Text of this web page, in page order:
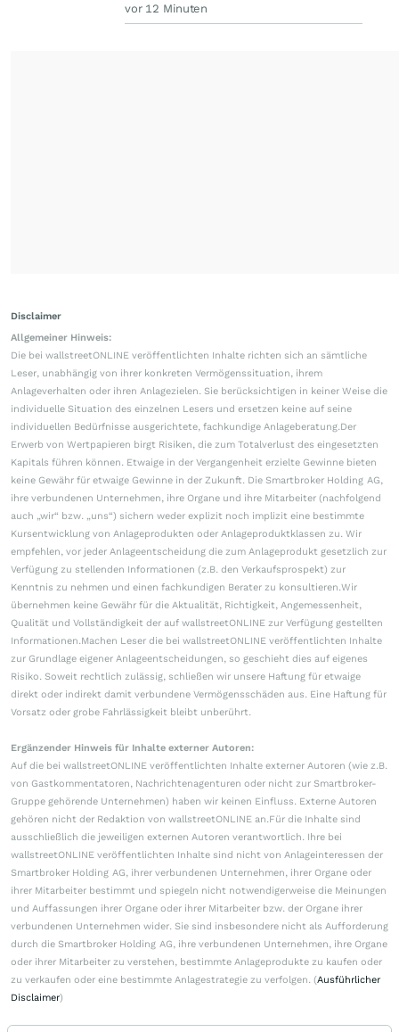
vor 12 Minuten
Disclaimer
Allgemeiner Hinweis:
Die bei wallstreetONLINE veröffentlichten Inhalte richten sich an sämtliche
Leser, unabhängig von ihrer konkreten Vermögenssituation, ihrem
Anlageverhalten oder ihren Anlagezielen. Sie berücksichtigen in keiner Weise die
individuelle Situation des einzelnen Lesers und ersetzen keine auf seine
individuellen Bedürfnisse ausgerichtete, fachkundige Anlageberatung.Der
Erwerb von Wertpapieren birgt Risiken, die zum Totalverlust des eingesetzten
Kapitals führen können. Etwaige in der Vergangenheit erzielte Gewinne bieten
keine Gewähr für etwaige Gewinne in der Zukunft. Die Smartbroker Holding AG,
ihre verbundenen Unternehmen, ihre Organe und ihre Mitarbeiter (nachfolgend
auch „wir“ bzw. „uns“) sichern weder explizit noch implizit eine bestimmte
Kursentwicklung von Anlageprodukten oder Anlageproduktklassen zu. Wir
empfehlen, vor jeder Anlageentscheidung die zum Anlageprodukt gesetzlich zur
Verfügung zu stellenden Informationen (z.B. den Verkaufsprospekt) zur
Kenntnis zu nehmen und einen fachkundigen Berater zu konsultieren.Wir
übernehmen keine Gewähr für die Aktualität, Richtigkeit, Angemessenheit,
Qualität und Vollständigkeit der auf wallstreetONLINE zur Verfügung gestellten
Informationen.Machen Leser die bei wallstreetONLINE veröffentlichten Inhalte
zur Grundlage eigener Anlageentscheidungen, so geschieht dies auf eigenes
Risiko. Soweit rechtlich zulässig, schließen wir unsere Haftung für etwaige
direkt oder indirekt damit verbundene Vermögensschäden aus. Eine Haftung für
Vorsatz oder grobe Fahrlässigkeit bleibt unberührt.
Ergänzender Hinweis für Inhalte externer Autoren:
Auf die bei wallstreetONLINE veröffentlichten Inhalte externer Autoren (wie z.B.
von Gastkommentatoren, Nachrichtenagenturen oder nicht zur Smartbroker-
Gruppe gehörende Unternehmen) haben wir keinen Einfluss. Externe Autoren
gehören nicht der Redaktion von wallstreetONLINE an.Für die Inhalte sind
ausschließlich die jeweiligen externen Autoren verantwortlich. Ihre bei
wallstreetONLINE veröffentlichten Inhalte sind nicht von Anlageinteressen der
Smartbroker Holding AG, ihrer verbundenen Unternehmen, ihrer Organe oder
ihrer Mitarbeiter bestimmt und spiegeln nicht notwendigerweise die Meinungen
und Auffassungen ihrer Organe oder ihrer Mitarbeiter bzw. der Organe ihrer
verbundenen Unternehmen wider. Sie sind insbesondere nicht als Aufforderung
durch die Smartbroker Holding AG, ihre verbundenen Unternehmen, ihre Organe
oder ihrer Mitarbeiter zu verstehen, bestimmte Anlageprodukte zu kaufen oder
zu verkaufen oder eine bestimmte Anlagestrategie zu verfolgen. (Ausführlicher
Disclaimer)